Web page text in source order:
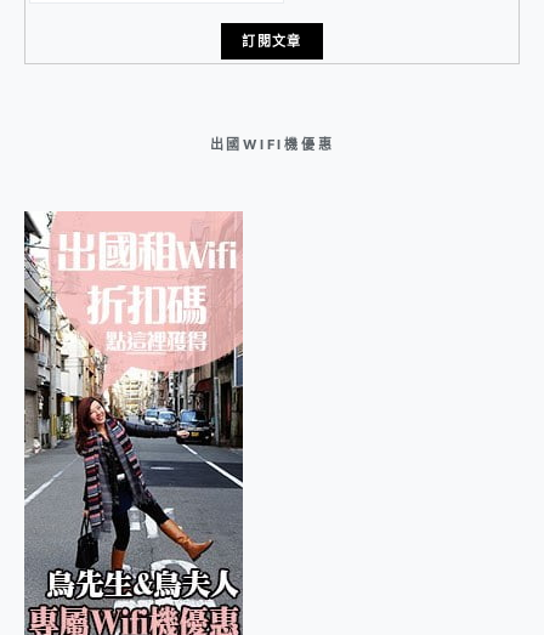
出國WIFI機優惠